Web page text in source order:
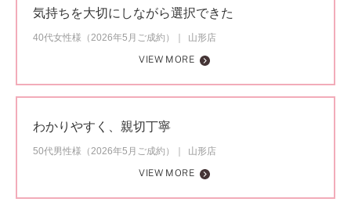
気持ちを大切にしながら選択できた
40代女性様（2026年5月ご成約）
山形店
VIEW MORE
わかりやすく、親切丁寧
50代男性様（2026年5月ご成約）
山形店
VIEW MORE